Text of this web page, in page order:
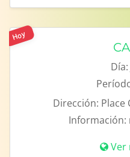
Hoy
Día:
Dirección: Place
Información:
Ver